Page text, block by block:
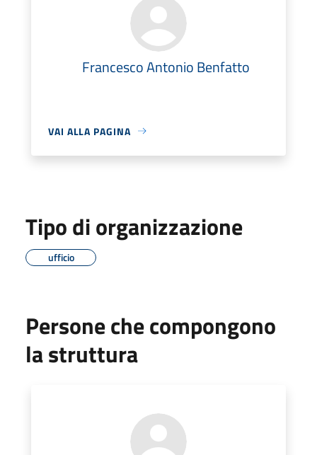
Francesco Antonio Benfatto
VAI ALLA PAGINA
Tipo di organizzazione
ufficio
Persone che compongono
la struttura